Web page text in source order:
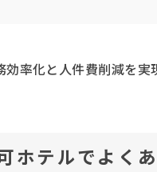
効率化と人件費削減を実
ホテルでよく